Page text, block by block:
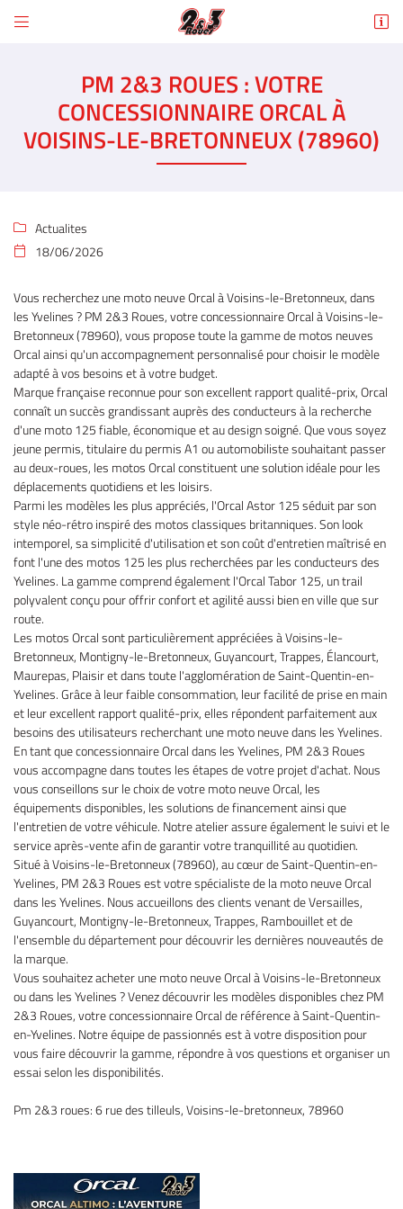
 
01 30 43 50 12
En cochant cette case, vous consentez à recevoir nos propositions commerciales à
l'adresse email indiqué ci-dessus. Vous pouvez vous désinscrire à tout moment en
utilisantle formulaire de désinscription.
INSCRIPTION
PM 2&3 ROUES : VOTRE
CONCESSIONNAIRE ORCAL À
VOISINS-LE-BRETONNEUX (78960)
 Actualites
 18/06/2026
Vous recherchez une moto neuve Orcal à Voisins-le-Bretonneux, dans
les Yvelines ? PM 2&3 Roues, votre concessionnaire Orcal à Voisins-le-
Bretonneux (78960), vous propose toute la gamme de motos neuves
Orcal ainsi qu'un accompagnement personnalisé pour choisir le modèle
adapté à vos besoins et à votre budget.
Marque française reconnue pour son excellent rapport qualité-prix, Orcal
connaît un succès grandissant auprès des conducteurs à la recherche
d'une moto 125 fiable, économique et au design soigné. Que vous soyez
jeune permis, titulaire du permis A1 ou automobiliste souhaitant passer
au deux-roues, les motos Orcal constituent une solution idéale pour les
déplacements quotidiens et les loisirs.
Parmi les modèles les plus appréciés, l'Orcal Astor 125 séduit par son
style néo-rétro inspiré des motos classiques britanniques. Son look
intemporel, sa simplicité d'utilisation et son coût d'entretien maîtrisé en
font l'une des motos 125 les plus recherchées par les conducteurs des
Yvelines. La gamme comprend également l'Orcal Tabor 125, un trail
polyvalent conçu pour offrir confort et agilité aussi bien en ville que sur
route.
Les motos Orcal sont particulièrement appréciées à Voisins-le-
Bretonneux, Montigny-le-Bretonneux, Guyancourt, Trappes, Élancourt,
Maurepas, Plaisir et dans toute l'agglomération de Saint-Quentin-en-
Yvelines. Grâce à leur faible consommation, leur facilité de prise en main
et leur excellent rapport qualité-prix, elles répondent parfaitement aux
besoins des utilisateurs recherchant une moto neuve dans les Yvelines.
En tant que concessionnaire Orcal dans les Yvelines, PM 2&3 Roues
vous accompagne dans toutes les étapes de votre projet d'achat. Nous
vous conseillons sur le choix de votre moto neuve Orcal, les
équipements disponibles, les solutions de financement ainsi que
l'entretien de votre véhicule. Notre atelier assure également le suivi et le
service après-vente afin de garantir votre tranquillité au quotidien.
Situé à Voisins-le-Bretonneux (78960), au cœur de Saint-Quentin-en-
Yvelines, PM 2&3 Roues est votre spécialiste de la moto neuve Orcal
dans les Yvelines. Nous accueillons des clients venant de Versailles,
Guyancourt, Montigny-le-Bretonneux, Trappes, Rambouillet et de
l'ensemble du département pour découvrir les dernières nouveautés de
la marque.
Vous souhaitez acheter une moto neuve Orcal à Voisins-le-Bretonneux
ou dans les Yvelines ? Venez découvrir les modèles disponibles chez PM
2&3 Roues, votre concessionnaire Orcal de référence à Saint-Quentin-
en-Yvelines. Notre équipe de passionnés est à votre disposition pour
vous faire découvrir la gamme, répondre à vos questions et organiser un
essai selon les disponibilités.
Pm 2&3 roues: 6 rue des tilleuls, Voisins-le-bretonneux, 78960